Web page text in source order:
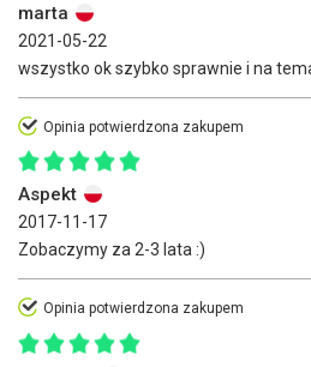
marta
2021-05-22
wszystko ok szybko sprawnie i na
Opinia potwierdzona zakupem
Aspekt
2017-11-17
Zobaczymy za 2-3 lata :)
Opinia potwierdzona zakupem